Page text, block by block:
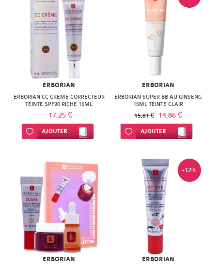
ERBORIAN
ERBORIAN CC CREME CORRECTEUR
TEINTE SPF30 RICHE 15ML
17,25 €
Ajouter à ma liste d’envie
AJOUTER
ERBORIAN
ERBORIAN SUPER BB AU GINSENG
15ML TEINTE CLAIR
15,81 € 14,86 €
Ajouter à ma liste d’envie
AJOUTER
ERBORIAN
-12%
ERBORIAN